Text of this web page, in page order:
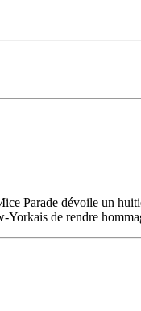
Parade dévoile un
de rendre